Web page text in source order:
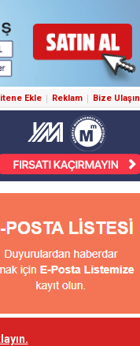
Ekle Reklam Bize Ulaşın